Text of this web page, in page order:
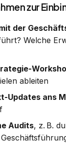
zur
der
Welche
ableiten
Updates ans
Audits, z. B.